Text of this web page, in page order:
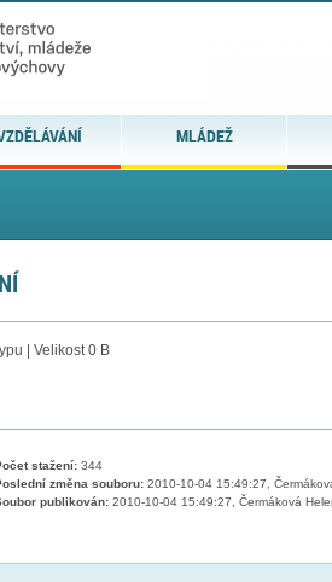
MLÁDEŽ
| Velikost 0 B
stažení:344
změna souboru:2010-10-04 15:49:27,
publikován:2010-10-04 15:49:27, Čermáková